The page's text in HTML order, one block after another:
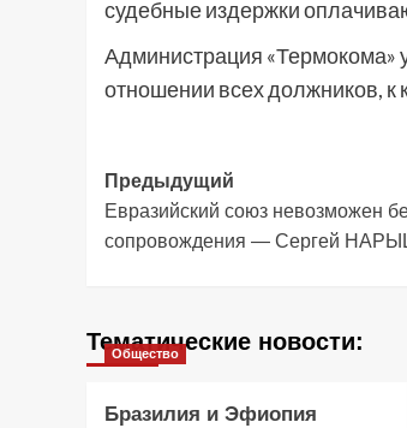
судебные издержки
Администрация «Термокома»
отношении всех должников,
Навигация
записи
Предыдущий
Евразийский союз невозможен
сопровождения — Сергей
Тематические новости:
Общество
Бразилия и Эфиопия